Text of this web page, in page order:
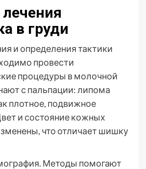
в груди
и определения тактики
провести
процедуры в молочной
с пальпации: липома
плотное, подвижное
и состояние кожных
что отличает шишку
Методы помогают